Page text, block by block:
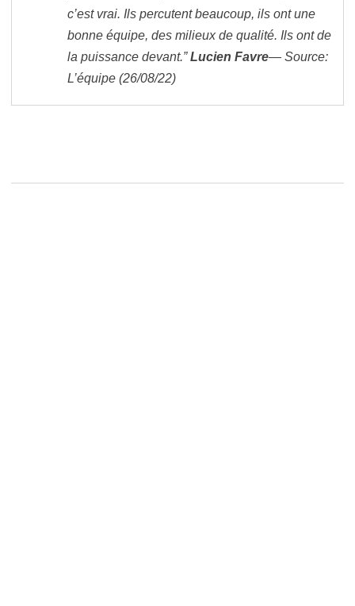
c’est vrai. Ils percutent beaucoup, ils ont une
bonne équipe, des milieux de qualité. Ils ont de
la puissance devant.”Lucien Favre— Source:
L’équipe (26/08/22)